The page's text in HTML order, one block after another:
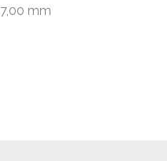
mm